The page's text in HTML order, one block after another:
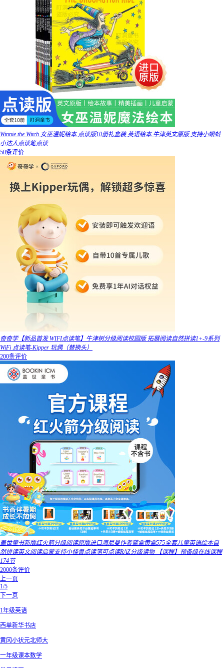
Winnie the Witch 女巫温妮绘本 点读版10册礼盒装 英语绘本 牛津英文原版 支持小蝌蚪
小达人点读笔点读
50条评价
奇奇学【新品首发 WIFI点读笔】牛津树分级阅读校园版 拓展阅读自然拼读1+-9系列
WiFi 点读笔-Kipper 玩偶（替换头）
200条评价
盖世童书新版红火箭分级阅读原版进口海尼曼作者蓝盒黄盒575全套儿童英语绘本自
然拼读英文阅读启蒙支持小怪兽点读笔可点读RAZ分级读物 【课程】预备级在线课程
174节
2000条评价
上一页
1/5
下一页
1年级英语
西单新华书店
黄冈小状元北师大
一年级课本数学